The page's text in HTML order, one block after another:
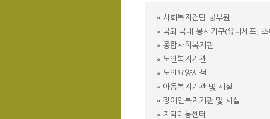
사회복지전담 공무원
국외·국내 봉사기구(유니세프,
종합사회복지관
노인복지기관
노인요양시설
아동복지기관 및 시설
장애인복지기관 및 시설
지역아동센터